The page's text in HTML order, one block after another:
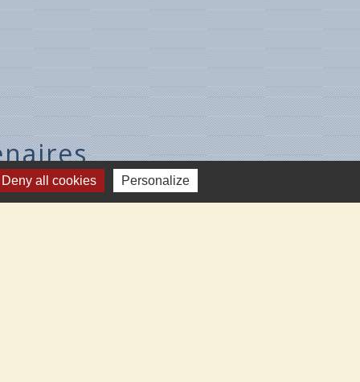
Deny all cookies Personalize